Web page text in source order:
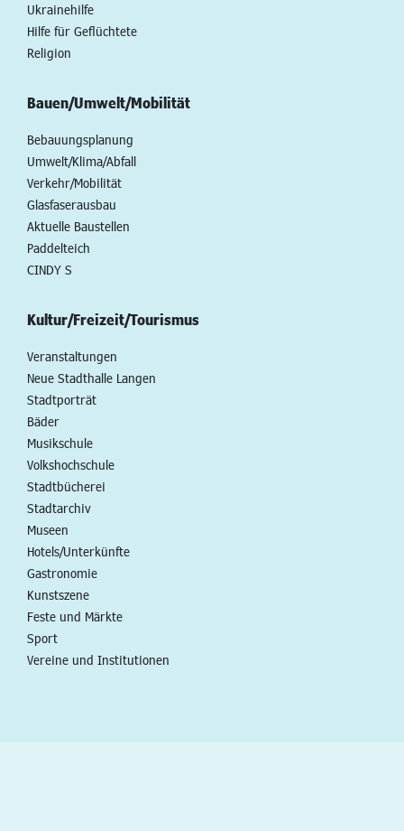
Ukrainehilfe
Hilfe für Geflüchtete
Religion
Bauen/Umwelt/Mobilität
Bebauungsplanung
Umwelt/Klima/Abfall
Verkehr/Mobilität
Glasfaserausbau
Aktuelle Baustellen
Paddelteich
CINDY S
Kultur/Freizeit/Tourismus
Veranstaltungen
Neue Stadthalle Langen
Stadtporträt
Bäder
Musikschule
Volkshochschule
Stadtbücherei
Stadtarchiv
Museen
Hotels/Unterkünfte
Gastronomie
Kunstszene
Feste und Märkte
Sport
Vereine und Institutionen